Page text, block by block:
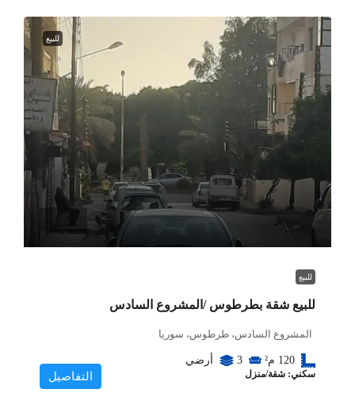
للبيع
للبيع
للبيع شقة بطرطوس /المشروع السادس
المشروع السادس، طرطوس، سوريا
120 م² 3 أرضي
سكني: شقة/منزل التفاصيل